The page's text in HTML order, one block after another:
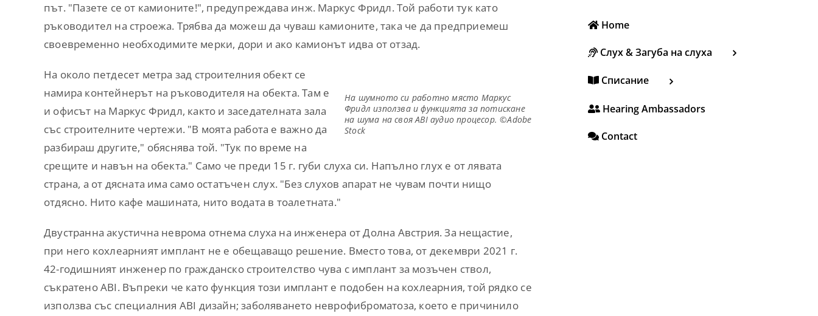
път. "Пазете се от камионите!", предупреждава инж. Маркус Фридл. Той работи тук като
ръководител на строежа. Трябва да можеш да чуваш камионите, така че да предприемеш
своевременно необходимите мерки, дори и ако камионът идва от отзад.
На шумното си работно място Маркус
Фридл използва и функцията за потискане
на шума на своя ABI аудио процесор. ©Adobe
Stock
На около петдесет метра зад строителния обект се
намира контейнерът на ръководителя на обекта. Там е
и офисът на Маркус Фридл, както и заседателната зала
със строителните чертежи. "В моята работа е важно да
разбираш другите," обяснява той. "Тук по време на
срещите и навън на обекта." Само че преди 15 г. губи слуха си. Напълно глух е от лявата
страна, а от дясната има само остатъчен слух. "Без слухов апарат не чувам почти нищо
отдясно. Нито кафе машината, нито водата в тоалетната."
Двустранна акустична неврома отнема слуха на инженера от Долна Австрия. За нещастие,
при него кохлеарният имплант не е обещаващо решение. Вместо това, от декември 2021 г.
42-годишният инженер по гражданско строителство чува с имплант за мозъчен ствол,
съкратено ABI. Въпреки че като функция този имплант е подобен на кохлеарния, той рядко се
използва със специалния ABI дизайн; заболяването неврофиброматоза, което е причинило
Home
Слух & Загуба на слуха
Списание
Hearing Ambassadors
Contact